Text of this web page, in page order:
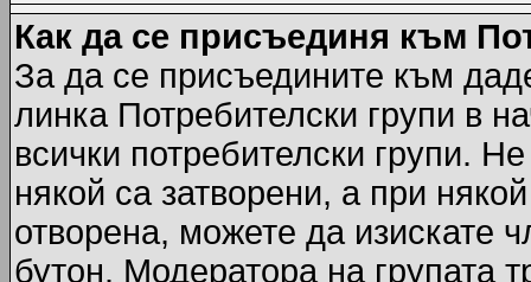
Как да се присъединя към
За да се присъедините към
линка Потребителски групи в
всички потребителски групи.
някой са затворени, а при
отворена, можете да изискате
бутон. Модератора на групата